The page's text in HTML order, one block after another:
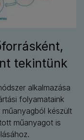
tekintünk
alkalmazása
folyamataink
készült
műanyagot is